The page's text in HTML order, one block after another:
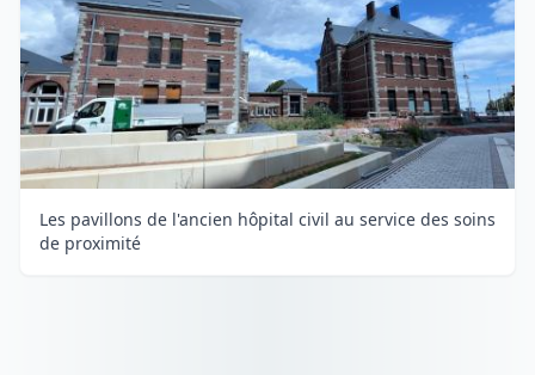
Les pavillons de l'ancien hôpital civil au service des soins
de proximité